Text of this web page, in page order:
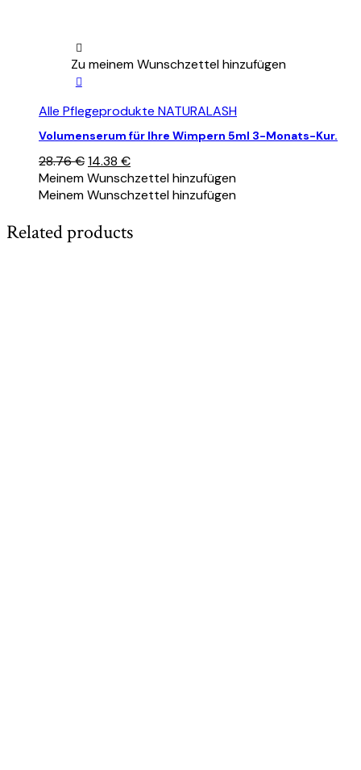
Zu meinem Wunschzettel hinzufügen
Alle Pflegeprodukte NATURALASH
Volumenserum für Ihre Wimpern 5ml 3-Monats-Kur.
28.76€Ursprünglicher
Preis
war:
14.38 €Aktueller
Preis
ist:
Meinem Wunschzettel hinzufügen
Meinem Wunschzettel hinzufügen
Related products